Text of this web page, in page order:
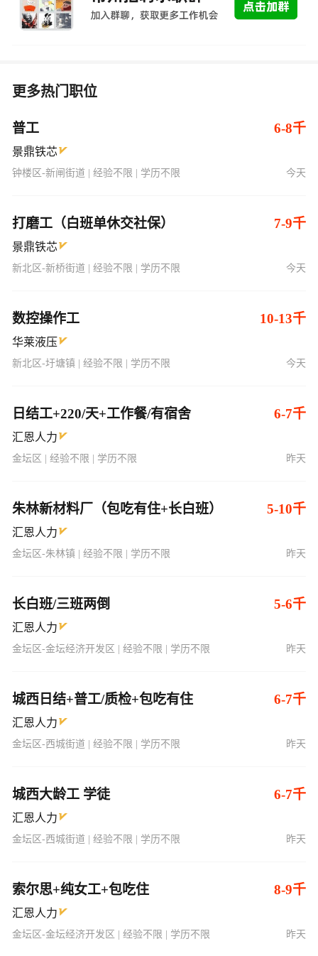
更多热门职位
普工 6-8千
景鼎铁芯
钟楼区-新闸街道 | 经验不限 | 学历不限 今天
打磨工（白班单休交社保） 7-9千
景鼎铁芯
新北区-新桥街道 | 经验不限 | 学历不限 今天
数控操作工 10-13千
华莱液压
新北区-圩塘镇 | 经验不限 | 学历不限 今天
日结工+220/天+工作餐/有宿舍 6-7千
汇恩人力
金坛区 | 经验不限 | 学历不限 昨天
朱林新材料厂（包吃有住+长白班） 5-10千
汇恩人力
金坛区-朱林镇 | 经验不限 | 学历不限 昨天
长白班/三班两倒 5-6千
汇恩人力
金坛区-金坛经济开发区 | 经验不限 | 学历不限 昨天
城西日结+普工/质检+包吃有住 6-7千
汇恩人力
金坛区-西城街道 | 经验不限 | 学历不限 昨天
城西大龄工 学徒 6-7千
汇恩人力
金坛区-西城街道 | 经验不限 | 学历不限 昨天
索尔思+纯女工+包吃住 8-9千
汇恩人力
金坛区-金坛经济开发区 | 经验不限 | 学历不限 昨天